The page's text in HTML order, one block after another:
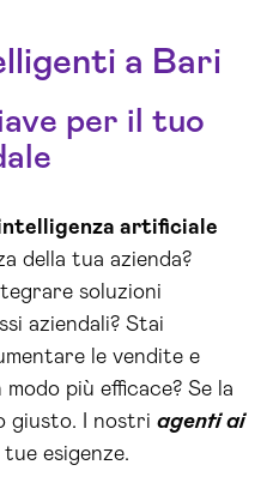
a Bari
per il tuo
artificiale
della tua azienda?
soluzioni
aziendali? Stai
le vendite e
più efficace? Se la
giusto. I nostri agenti ai
esigenze.